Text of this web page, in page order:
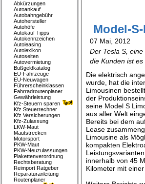
Model-
07 Mai, 2012
Der Tesla S,
die Kunden ist es
Die elektrisch
wurde, hat die
Limousinen
der
seine Model S
aus aller Welt
Bereits bei dem
Lease
Limousine als
kompakten
innerhalb von 45
Kilometer mit
Abkürzungen
Autoankauf
Autobahngebühr
Autohersteller
Autohöfe
Autokauf Tipps
Autokennzeichen
Autoleasing
Autolexikon
Autoseiten
Autovermietung
Bußgeldkatalog
EU-Fahrzeuge
EU-Neuwagen
Führerscheinklassen
Fahrradroutenplaner
Gewährleistung
Kfz-Steuern sparen
Kfz Steuerrechner
Kfz Versicherungen
Kfz-Zulassung
LKW-Maut
Mautstrecken
Motorsport
PKW-Maut
PKW-Neuzulassungen
Plakettenverordnung
Rechtsberatung
Reimport Ratgeber
Reparaturanleitung
Routenplaner